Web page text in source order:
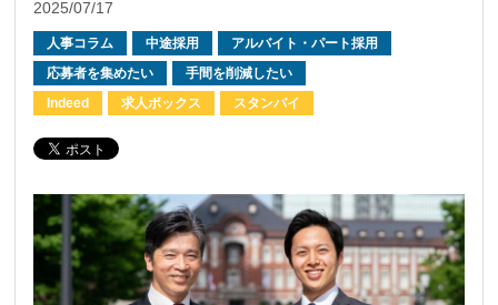
2025/07/17
人事コラム 中途採用
アルバイト・パート採用
応募者を集めたい
手間を削減したい
Indeed
求人ボックス スタンバイ